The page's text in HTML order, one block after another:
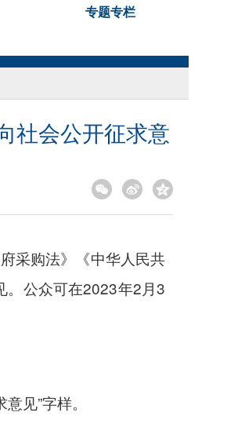
专题专栏
社会公开征求意
采购法》《中华人民共
。公众可在2023年2月3
见”字样。